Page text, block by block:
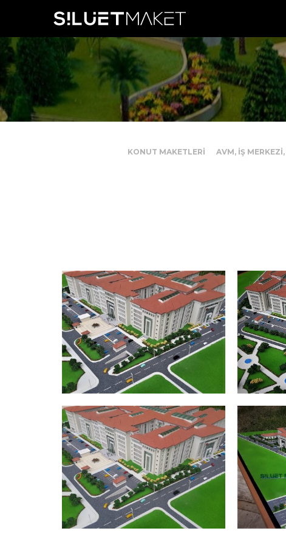
KONUT MAKETLERİ AVM, İŞ
ADANA ADALET SARAYI
ADANA